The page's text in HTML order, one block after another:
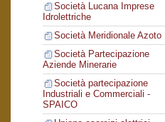
Società Lucana Imprese
Idrolettriche
Società Meridionale Azoto
Società Partecipazione
Aziende Minerarie
Società partecipazione
Industriali e Commerciali -
SPAICO